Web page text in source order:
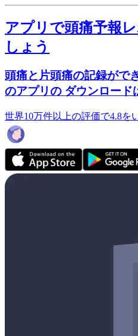
アプリで頭痛予報
しょう
頭痛と片頭痛の記録がで
のアプリの ダウンロード
世界10万件以上の評価で4.8を